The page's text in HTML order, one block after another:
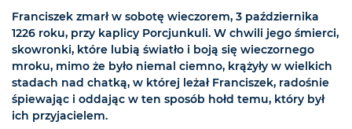
Franciszek zmarł w sobotę wieczorem, 3 października
1226 roku, przy kaplicy Porcjunkuli. W chwili jego śmierci,
skowronki, które lubią światło i boją się wieczornego
mroku, mimo że było niemal ciemno, krążyły w wielkich
stadach nad chatką, w której leżał Franciszek, radośnie
śpiewając i oddając w ten sposób hołd temu, który był
ich przyjacielem.